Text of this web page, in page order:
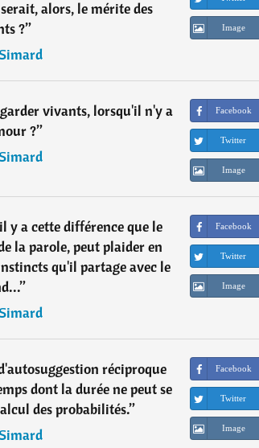
alors, le mérite des
?”
Image
vivants, lorsqu'il n'y a
?”
Facebook
Twitter
Image
y a cette différence que le
la parole, peut plaider en
qu'il partage avec le
”
Facebook
Twitter
Image
réciproque
dont la durée ne peut se
des probabilités.”
Facebook
Twitter
Image